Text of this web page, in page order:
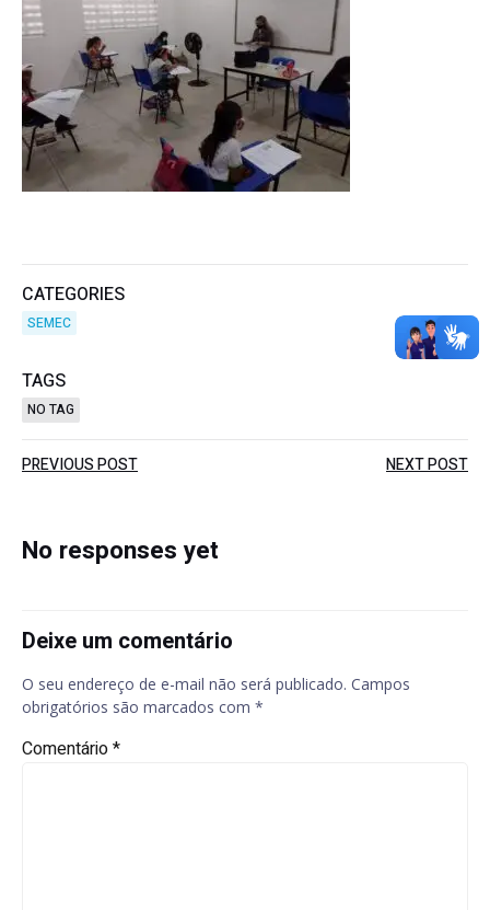
CATEGORIES
SEMEC
TAGS
NO TAG
Post
navigation
PREVIOUS POST NEXT POST
No responses yet
Deixe um comentário
O seu endereço de e-mail não será publicado. Campos
obrigatórios são marcados com *
Comentário*